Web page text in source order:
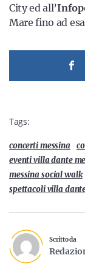
City ed all’
Mare fino ad
Tags:
concerti messina
eventi villa dante
messina social walk
spettacoli villa
Scritto da